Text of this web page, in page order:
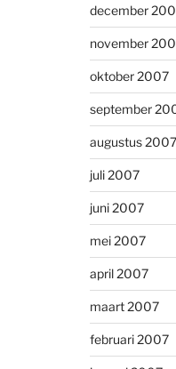
december
november
oktober 2007
september
augustus 2007
juli 2007
juni 2007
mei 2007
april 2007
maart 2007
februari 2007